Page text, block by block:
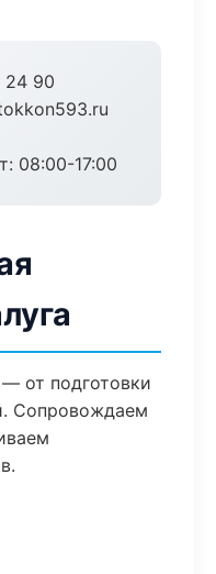
24 90
08:00-17:00
от подготовки
Сопровождаем